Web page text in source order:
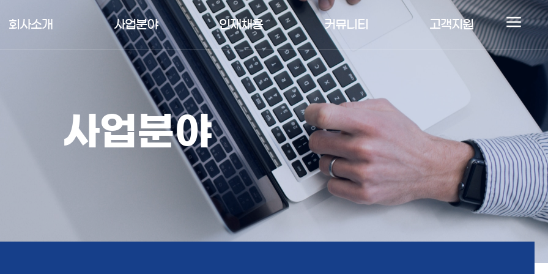
회사소개 사업분야 인재채용 커뮤니티 고객지원
사업분야